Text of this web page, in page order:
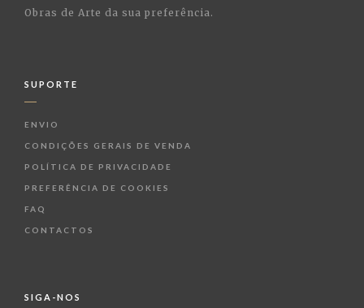
Obras de Arte da sua preferência.
SUPORTE
ENVIO
CONDIÇÕES GERAIS DE VENDA
POLÍTICA DE PRIVACIDADE
PREFERÊNCIA DE COOKIES
FAQ
CONTACTOS
SIGA-NOS